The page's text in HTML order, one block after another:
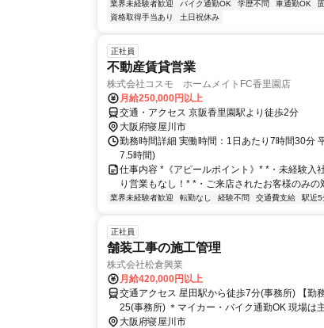
業界未経験者歓迎 バイク通勤OK 学歴不問 車通勤OK
資格取得手当あり
土日祝休み
正社員
不動産賃貸営業
株式会社コスモ ホームメイトFC香里園店
月給250,000円以上
交通・アクセス 京阪香里園駅より徒歩2分
大阪府寝屋川市
勤務時間詳細 実働時間：1日あたり7時間30分
7.5時間)
仕事内容 *《アピールポイント》* *・未経験入
り営業もなし！* *・ご来店されたお客様のみ
業界未経験者歓迎 転勤なし 経験不問 交通費支給 駅近5
正社員
舗装工事の施工管理
株式会社松倉興業
月給420,000円以上
交通アクセス 星田駅から徒歩7分(事務所) 【勤
25(事務所) ＊
大阪府寝屋川市